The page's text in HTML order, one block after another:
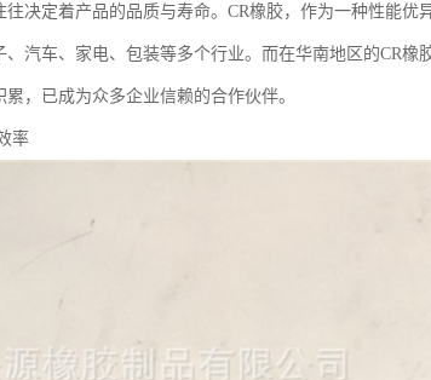
决定着产品的品质与寿命。CR橡胶，作为一种性能优
汽车、家电、包装等多个行业。而在华南地区的CR
，已成为众多企业信赖的合作伙伴。
率